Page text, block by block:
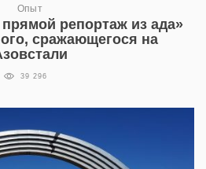
Опыт
репортаж из ада»
сражающегося на
39 296